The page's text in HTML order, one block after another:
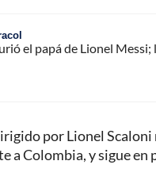
el papá de Lionel
por Lionel
a Colombia, y sigue en